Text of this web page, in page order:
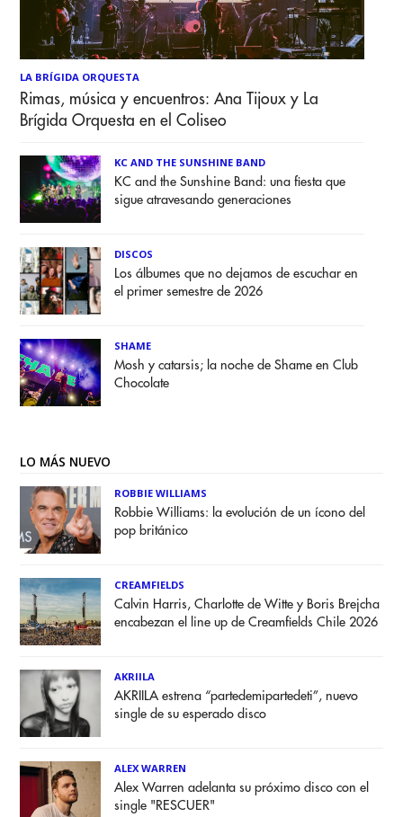
LA BRÍGIDA ORQUESTA
Rimas, música y encuentros: Ana Tijoux y La
Brígida Orquesta en el Coliseo
KC AND THE SUNSHINE BAND
KC and the Sunshine Band: una fiesta que
sigue atravesando generaciones
DISCOS
Los álbumes que no dejamos de escuchar en
el primer semestre de 2026
SHAME
Mosh y catarsis; la noche de Shame en Club
Chocolate
LO MÁS NUEVO
ROBBIE WILLIAMS
Robbie Williams: la evolución de un ícono del
pop británico
CREAMFIELDS
Calvin Harris, Charlotte de Witte y Boris Brejcha
encabezan el line up de Creamfields Chile 2026
AKRIILA
AKRIILA estrena “partedemipartedeti”, nuevo
single de su esperado disco
ALEX WARREN
Alex Warren adelanta su próximo disco con el
single "RESCUER"